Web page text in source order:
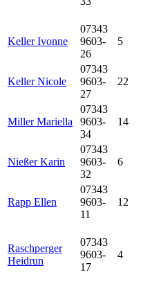
Keller Ivonne
07343
9603-
26
5
Keller Nicole
07343
9603-
27
22
Miller Mariella
07343
9603-
34
14
Nießer Karin
07343
9603-
32
6
Rapp Ellen
07343
9603-
11
12
Raschperger
Heidrun
07343
9603-
17
4